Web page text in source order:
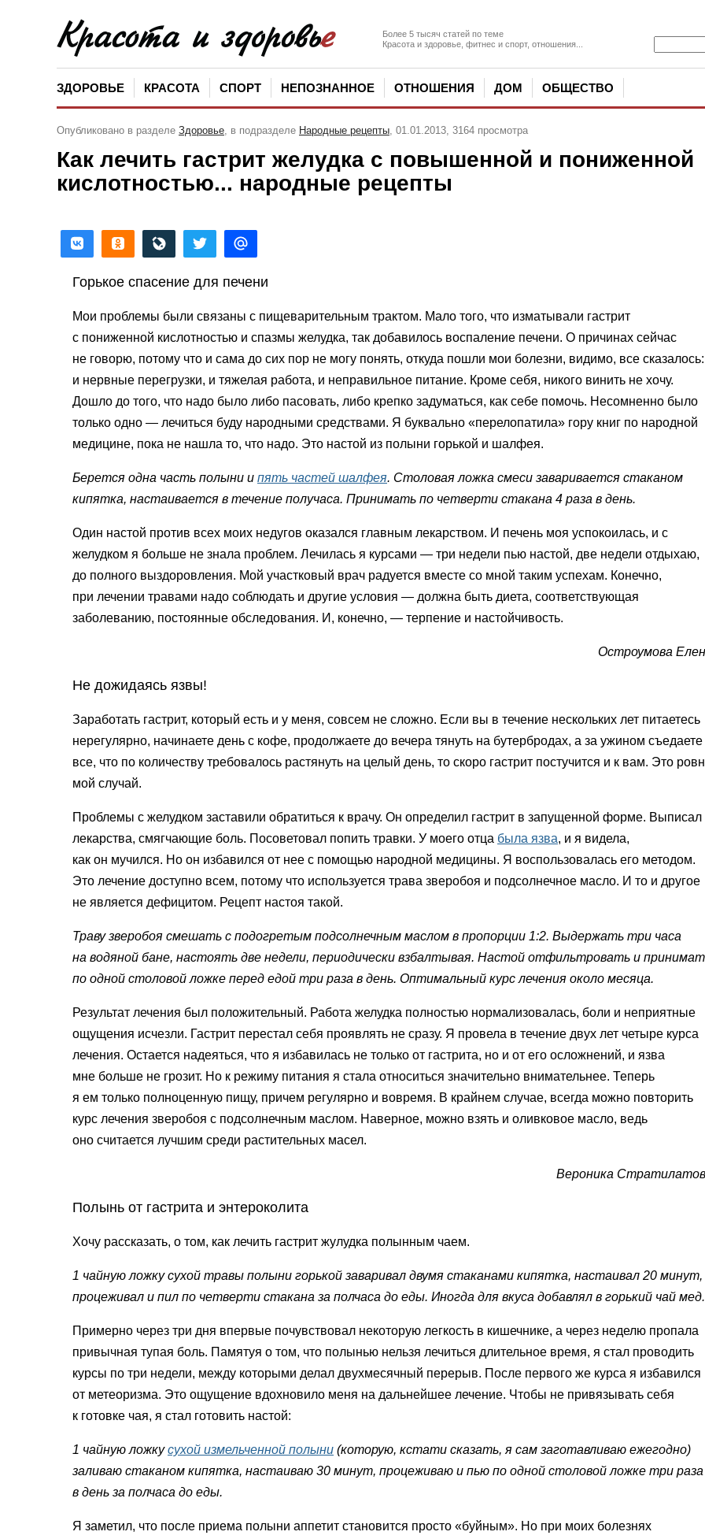
Более 5 тысяч статей по теме
Красота и здоровье, фитнес и спорт, отношения...
ЗДОРОВЬЕ КРАСОТА СПОРТ НЕПОЗНАННОЕ ОТНОШЕНИЯ ДОМ ОБЩЕСТВО
Опубликовано в разделе Здоровье, в подразделе Народные рецепты, 01.01.2013, 3164 просмотра
Как лечить гастрит желудка с повышенной и пониженной
кислотностью... народные рецепты
Горькое спасение для печени
Мои проблемы были связа­ны с пищеварительным трактом. Мало того, что изматывали гастрит
с пониженной кислотностью и спазмы желудка, так доба­вилось воспаление печени. О причинах сейчас
не говорю, потому что и сама до сих пор не могу понять, откуда пошли мои болезни, видимо, все сказалось:
и нервные перегрузки, и тяжелая работа, и неправильное питание. Кроме себя, никого винить не хочу.
Дошло до того, что надо было либо пасовать, либо крепко задуматься, как себе помочь. Несомненно было
только одно — лечиться буду народными средствами. Я буквально «перелопатила» гору книг по народной
медицине, пока не нашла то, что надо. Это настой из полыни горькой и шалфея.
Берется одна часть полыни и пять частей шалфея. Столовая ложка смеси заваривается стаканом
кипятка, настаивается в течение получаса. Принимать по четверти стакана 4 раза в день.
Один настой против всех моих недугов оказался главным лекарством. И печень моя успокоилась, и с
желудком я больше не знала проблем. Лечилась я курсами — три недели пью настой, две недели отдыхаю,
до полного выздоровления. Мой участковый врач радуется вместе со мной таким успехам. Конечно,
при лечении травами надо соблюдать и другие условия — должна быть диета, соответствующая
заболеванию, постоянные обследования. И, конечно, — терпение и настойчивость.
Остроумова
Не дожидаясь язвы!
Заработать гастрит, который есть и у меня, совсем не сложно. Если вы в течение нескольких лет питаетесь
нерегулярно, начинаете день с кофе, продолжаете до вечера тянуть на бутербродах, а за ужином съедаете
все, что по количеству требовалось растянуть на целый день, то скоро гастрит постучится и к вам. Это
мой случай.
Проблемы с желудком заставили обратиться к врачу. Он определил гастрит в запущенной форме. Выписал
лекарства, смягчающие боль. Посоветовал попить травки. У моего отца была язва, и я видела,
как он мучился. Но он избавился от нее с помощью народной медицины. Я воспользовалась его методом.
Это лечение доступно всем, потому что используется трава зверобоя и подсолнечное масло. И то и другое
не является дефицитом. Рецепт настоя такой.
Траву зверобоя смешать с подогретым подсолнечным маслом в пропорции 1:2. Выдержать три часа
на водяной бане, настоять две недели, периодически взбалтывая. Настой отфильтровать и
по одной столовой ложке перед едой три раза в день. Оптимальный курс лечения около месяца.
Результат лечения был положительный. Работа желудка полностью нормализовалась, боли и неприятные
ощущения исчезли. Гастрит перестал себя проявлять не сразу. Я провела в течение двух лет четыре курса
лечения. Остается надеяться, что я избавилась не только от гастрита, но и от его осложнений, и язва
мне больше не грозит. Но к режиму питания я ста­ла относиться значительно внимательнее. Теперь
я ем только полноценную пищу, причем регулярно и вовремя. В крайнем случае, всегда можно повторить
курс лечения зверобоя с подсолнечным маслом. Наверное, можно взять и оливковое масло, ведь
оно считается лучшим среди растительных масел.
Вероника
Полынь от гастрита и энтероколита
Хочу рассказать, о том, как лечить гастрит жулудка полынным чаем.
1 чайную ложку сухой травы полыни горькой заваривал двумя стаканами кипятка, настаивал 20 минут,
процеживал и пил по четверти стакана за полчаса до еды. Иногда для вкуса добавлял в горький чай мед.
Примерно через три дня впервые почувствовал некоторую легкость в кишечнике, а через неделю пропала
привычная тупая боль. Памятуя о том, что полынью нельзя лечиться длительное время, я стал проводить
курсы по три недели, между которыми делал двухмесячный перерыв. После первого же курса я избавился
от метеоризма. Это ощущение вдохновило меня на дальнейшее лечение. Что­бы не привязывать себя
к готовке чая, я стал готовить настой:
1 чайную ложкусухой измельченной полыни (которую, кстати сказать, я сам заготавливаю ежегодно)
заливаю стаканом кипятка, настаиваю 30 минут, процеживаю и пью по одной столовой ложке три раза
в день за полчаса до еды.
Я заметил, что после приема полыни аппетит становится просто «буйным». Но при моих болезнях